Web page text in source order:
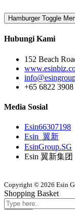
Hamburger Toggle
Hubungi Kami
152 Beach
+65 6822 3908
Media Sosial
Esin66307198
Esin_翼新
EsinGroup.SG
Esin 翼新集团
Copyright © 2026 Esin
Shopping Basket